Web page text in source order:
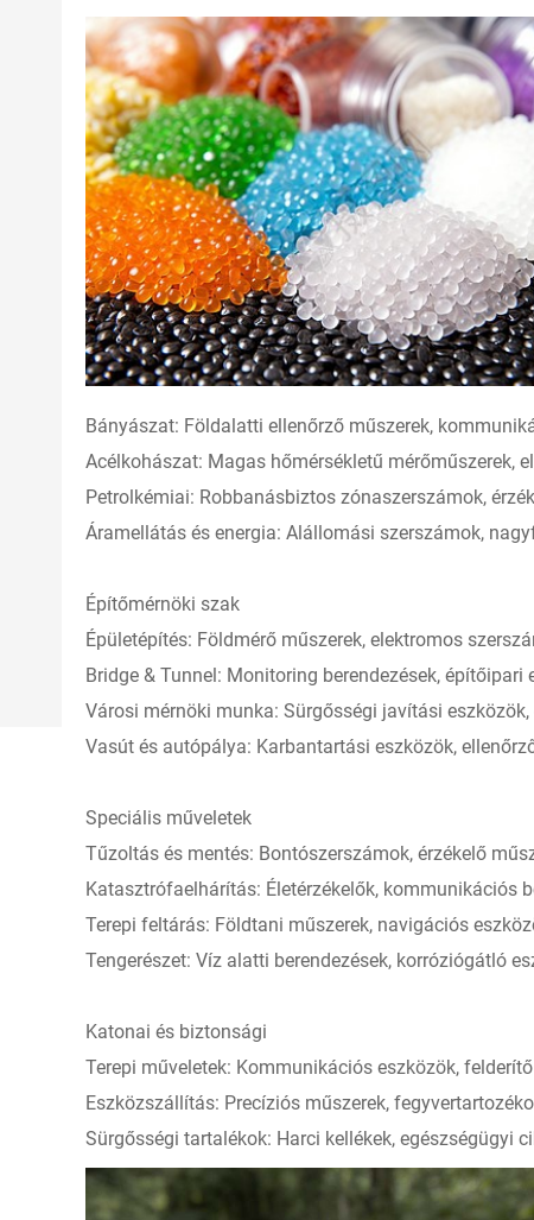
Bányászat: Földalatti ellenőrző műszerek,
Acélkohászat: Magas hőmérsékletű mérőműszerek,
Petrolkémiai: Robbanásbiztos zónaszerszámok,
Áramellátás és energia: Alállomási szerszámok,
Építőmérnöki szak
Épületépítés: Földmérő műszerek, elektromos
Bridge & Tunnel: Monitoring berendezések,
Városi mérnöki munka: Sürgősségi javítási
Vasút és autópálya: Karbantartási eszközök,
Speciális műveletek
Tűzoltás és mentés: Bontószerszámok, érzékelő
Katasztrófaelhárítás: Életérzékelők, kommunikációs
Terepi feltárás: Földtani műszerek, navigációs
Tengerészet: Víz alatti berendezések, korróziógátló
Katonai és biztonsági
Terepi műveletek: Kommunikációs eszközök,
Eszközszállítás: Precíziós műszerek,
Sürgősségi tartalékok: Harci kellékek, egészségügyi